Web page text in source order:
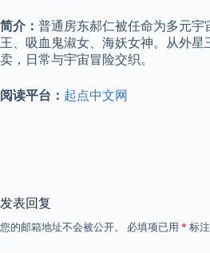
简介： 普通房东郝仁被任命为多元宇
王、吸血鬼淑女、海妖女神。从外
卖，日常与宇宙冒险交织。
阅读平台： 起点中文网
发表回复
您的邮箱地址不会被公开。 必填项已用 * 标注